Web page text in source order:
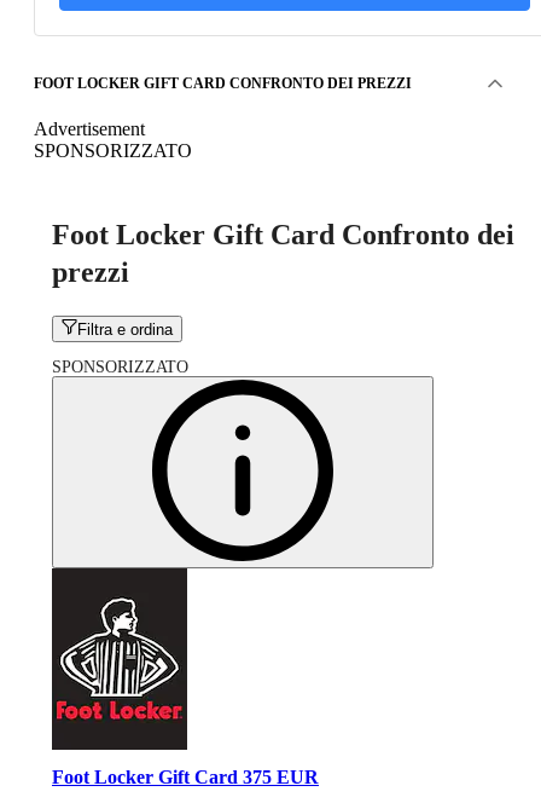
FOOT LOCKER GIFT CARD CONFRONTO DEI PREZZI
Advertisement
SPONSORIZZATO
Foot Locker Gift Card Confronto dei
prezzi
Filtra e ordina
SPONSORIZZATO
Foot Locker Gift Card 375 EUR